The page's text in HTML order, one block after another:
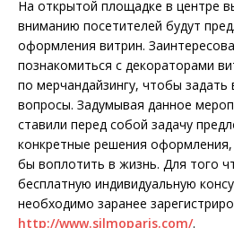
На открытой площадке в центре
вниманию посетителей будут
оформления витрин.
познакомиться с декораторами
по мерчандайзингу, чтобы
вопросы. Задумывая данное
ставили перед собой задачу
конкретные решения
бы воплотить в жизнь. Для того
бесплатную индивидуальную
необходимо заранее
http://www.silmoparis.com/.